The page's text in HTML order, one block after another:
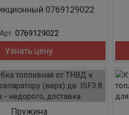
0769129022
Арт. 0769129022
Узнать цену
Пружина